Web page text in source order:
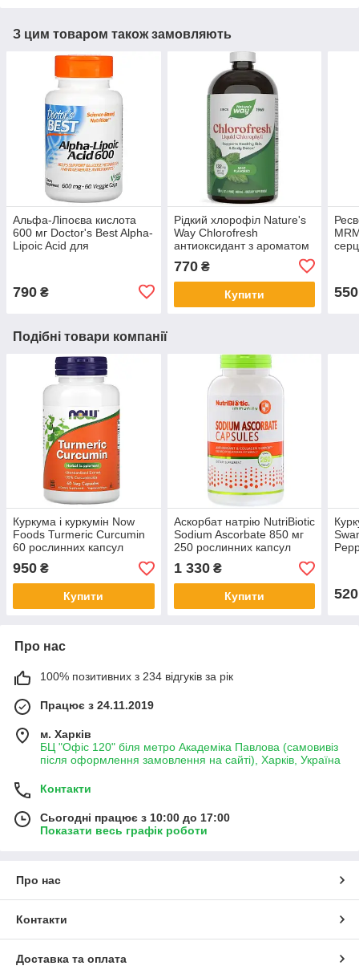
З цим товаром також замовляють
Альфа-Ліпоєва кислота
600 мг Doctor's Best Alpha-
Lipoic Acid для
790 ₴
Рідкий хлорофіл Nature's
Way Chlorofresh
антиоксидант з ароматом
770₴
Купити 550
Подібні товари компанії
Куркума і куркумін Now
Foods Turmeric Curcumin
60 рослинних капсул
950 ₴
Купити
Аскорбат натрію NutriBiotic
Sodium Ascorbate 850 мг
250 рослинних капсул
1 330₴
Купити 520
Про нас
100% позитивних з 234 відгуків за рік
Працює з 24.11.2019
м. Харків
БЦ "Офіс 120" біля метро Академіка Павлова (самовивіз
після оформлення замовлення на сайті), Харків, Україна
Контакти
Сьогодні працює з 10:00 до 17:00
Показати весь графік роботи
Про нас
Контакти
Доставка та оплата